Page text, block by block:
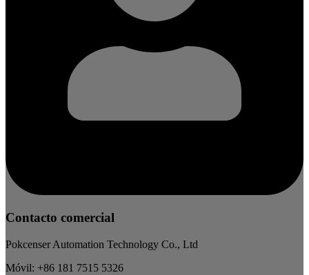
Contacto comercial
Pokcenser Automation Technology Co., Ltd
Móvil: +86 181 7515 5326